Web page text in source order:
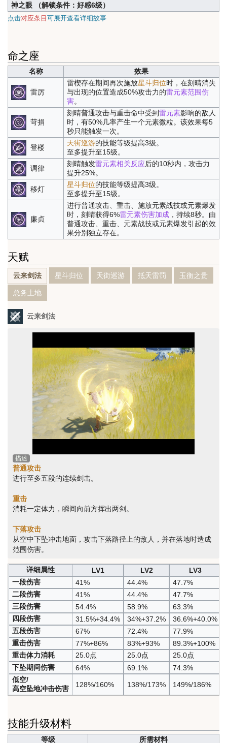
神之眼 （解锁条件：好感6级）
点击对应条目 可展开查看详细故事
命之座
名称 效果
雷厉
雷楔存在期间再次施放星斗归位时，在刻晴消失
与出现的位置造成50%攻击力的雷元素范围伤
害。
苛捐
刻晴普通攻击与重击命中受到雷元素影响的敌人
时，有50%几率产生一个元素微粒。该效果每5
秒只能触发一次。
登楼
天街巡游的技能等级提高3级。
至多提升至15级。
调律
刻晴触发雷元素相关反应后的10秒内，攻击力
提升25%。
移灯
星斗归位的技能等级提高3级。
至多提升至15级。
廉贞
进行普通攻击、重击、施放元素战技或元素爆发
时，刻晴获得6%雷元素伤害加成，持续8秒。由
普通攻击、重击、元素战技或元素爆发引起的效
果分别独立存在。
天赋
云来剑法 星斗归位 天街巡游 抵天雷罚 玉衡之贵
总务土地
云来剑法
描述
普通攻击
进行至多五段的连续剑击。
重击
消耗一定体力，瞬间向前方挥出两剑。
下落攻击
从空中下坠冲击地面，攻击下落路径上的敌人，并在落地时造成
范围伤害。
详细属性 LV1 LV2
LV3
一段伤害
41% 44.4% 47.7%
二段伤害
41% 44.4% 47.7%
三段伤害
54.4% 58.9% 63.3%
四段伤害
31.5%+34.4% 34%+37.2% 36.6%+40.0%
五段伤害
67% 72.4% 77.9%
重击伤害
77%+86% 83%+93% 89.3%+100%
重击体力消耗
25.0点 25.0点 25.0点
下坠期间伤害
64% 69.1% 74.3%
低空/
高空坠地冲击伤害
128%/160% 138%/173% 149%/186%
技能升级材料
等级 所需材料